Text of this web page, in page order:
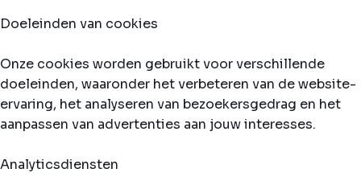
Doeleinden van cookies
Onze cookies worden gebruikt voor verschillende
doeleinden, waaronder het verbeteren van de website-
ervaring, het analyseren van bezoekersgedrag en het
aanpassen van advertenties aan jouw interesses.
Analyticsdiensten